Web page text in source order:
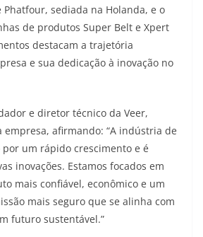
Phatfour, sediada na Holanda, e o
de produtos Super Belt e Xpert
destacam a trajetória
e sua dedicação à inovação no
e diretor técnico da Veer,
empresa, afirmando: “A indústria de
por um rápido crescimento e é
inovações. Estamos focados em
mais confiável, econômico e um
mais seguro que se alinha com
futuro sustentável.”